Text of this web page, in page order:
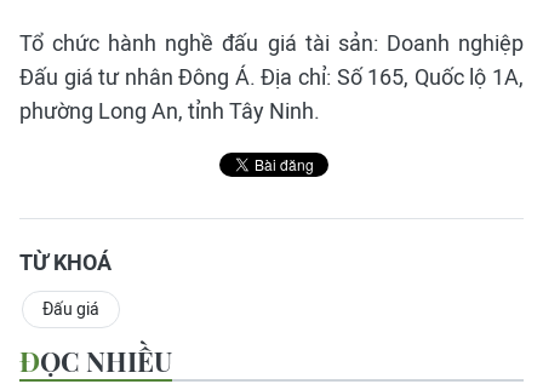
Tổ chức hành nghề đấu giá tài sản: Doanh nghiệp
Đấu giá tư nhân Đông Á. Địa chỉ: Số 165, Quốc lộ 1A,
phường Long An, tỉnh Tây Ninh.
TỪ KHOÁ
Đấu giá
ĐỌC NHIỀU